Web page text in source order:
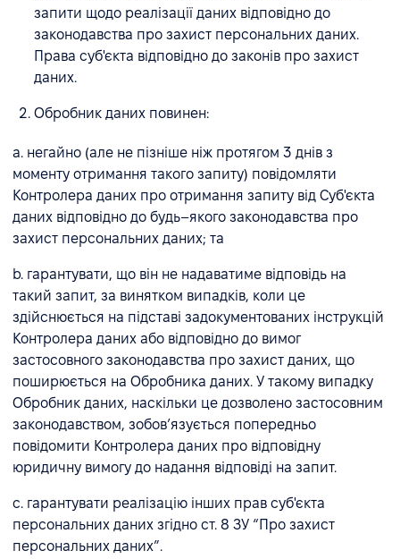
запити щодо реалізації даних відповідно до
законодавства про захист персональних даних.
Права суб'єкта відповідно до законів про захист
даних.
Обробник даних повинен:
a. негайно (але не пізніше ніж протягом 3 днів з
моменту отримання такого запиту) повідомляти
Контролера даних про отримання запиту від Суб'єкта
даних відповідно до будь–якого законодавства про
захист персональних даних; та
b. гарантувати, що він не надаватиме відповідь на
такий запит, за винятком випадків, коли це
здійснюється на підставі задокументованих інструкцій
Контролера даних або відповідно до вимог
застосовного законодавства про захист даних, що
поширюється на Обробника даних. У такому випадку
Обробник даних, наскільки це дозволено застосовним
законодавством, зобов’язується попередньо
повідомити Контролера даних про відповідну
юридичну вимогу до надання відповіді на запит.
с. гарантувати реалізацію інших прав суб'єкта
персональних даних згідно ст. 8 ЗУ “Про захист
персональних даних”.